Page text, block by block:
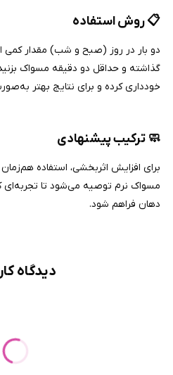
📋روش استفاده
دو بار در روز (صبح و شب) مقدار کمی
گذاشته و حداقل دو دقیقه مسواک
خودداری کرده و برای نتایج بهتر
🧼 ترکیب پیشنهادی
برای افزایش اثربخشی، استفاده
مسواک نرم توصیه می‌شود تا
دهان فراهم شود.
دیدگاه